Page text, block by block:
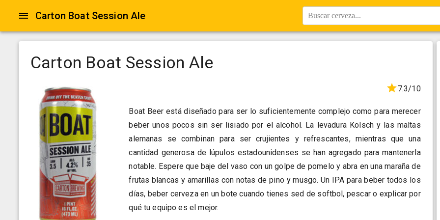
Carton Boat Session Ale Buscar cerveza...
Carton Boat Session Ale
7.3/10
Boat Beer está diseñado para ser lo suficientemente complejo como para merecer
beber unos pocos sin ser lisiado por el alcohol. La levadura Kolsch y las maltas
alemanas se combinan para ser crujientes y refrescantes, mientras que una
cantidad generosa de lúpulos estadounidenses se han agregado para mantenerla
notable. Espere que baje del vaso con un golpe de pomelo y abra en una maraña de
frutas blancas y amarillas con notas de pino y musgo. Un IPA para beber todos los
días, beber cerveza en un bote cuando tienes sed de softbol, pescar o explicar por
qué tu equipo es el mejor.